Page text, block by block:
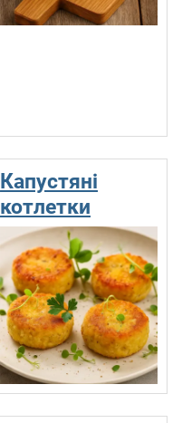
Капустяні
котлетки